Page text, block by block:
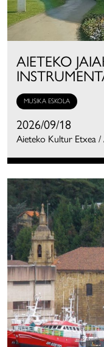
AIETEKO
MUSIKA ESKOLA
2026/09/18
Aieteko Kultur Etxea /